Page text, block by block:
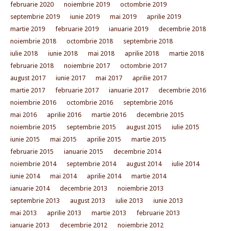
februarie 2020
noiembrie 2019
octombrie 2019
septembrie 2019
iunie 2019 mai 2019
aprilie 2019
martie 2019
februarie 2019 ianuarie 2019
decembrie 2018
noiembrie 2018
octombrie 2018
septembrie 2018
iulie 2018
iunie 2018 mai 2018 aprilie 2018
martie 2018
februarie 2018
noiembrie 2017
octombrie 2017
august 2017
iunie 2017 mai 2017
aprilie 2017
martie 2017
februarie 2017 ianuarie 2017
decembrie 2016
noiembrie 2016
octombrie 2016
septembrie 2016
mai 2016
aprilie 2016 martie 2016
decembrie 2015
noiembrie 2015
septembrie 2015 august 2015
iulie 2015
iunie 2015
mai 2015 aprilie 2015
martie 2015
februarie 2015
ianuarie 2015
decembrie 2014
noiembrie 2014
septembrie 2014 august 2014
iulie 2014
iunie 2014
mai 2014 aprilie 2014
martie 2014
ianuarie 2014
decembrie 2013
noiembrie 2013
septembrie 2013
august 2013 iulie 2013
iunie 2013
mai 2013
aprilie 2013 martie 2013
februarie 2013
ianuarie 2013
decembrie 2012 noiembrie 2012